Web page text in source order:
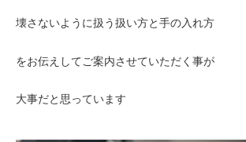
壊さないように扱う扱い方と手の入れ方
をお伝えしてご案内させていただく事が
大事だと思っています